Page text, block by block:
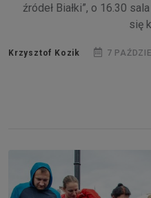
źródeł Białki”, o 16.30
się
Krzysztof Kozik 7